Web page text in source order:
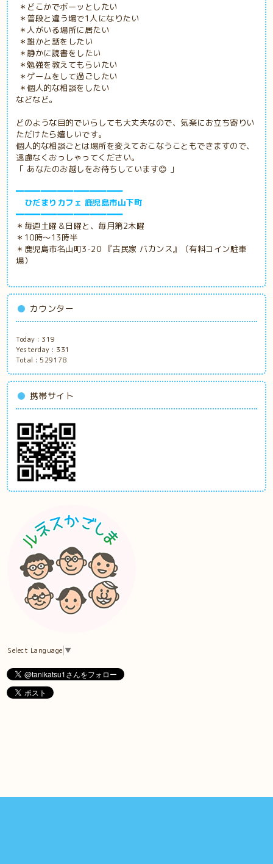
＊どこかでボーッとしたい
＊普段と違う場で1人になりたい
＊人がいる場所に居たい
＊誰かと話をしたい
＊静かに読書をしたい
＊勉強を教えてもらいたい
＊ゲームをして過ごしたい
＊個人的な相談をしたい
などなど。
どのような目的でいらしても大丈夫なので、気楽にお立ち寄りい
ただけたら嬉しいです。
個人的な相談ごとは場所を変えておこなうこともできますので、
遠慮なくおっしゃってください。
「 あなたのお越しをお待ちしています😊 」
━━━━━━━━━━━━━
ひだまりカフェ 鹿児島市山下町
━━━━━━━━━━━━━
＊毎週土曜＆日曜と、毎月第2木曜
＊10時～13時半
＊鹿児島市名山町3-20 『古民家 バカンス』（有料コイン駐車
場）
カウンター
Today : 319
Yesterday : 331
Total : 529178
携帯サイト
Select Language ▼